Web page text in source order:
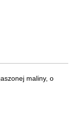
maliny, o